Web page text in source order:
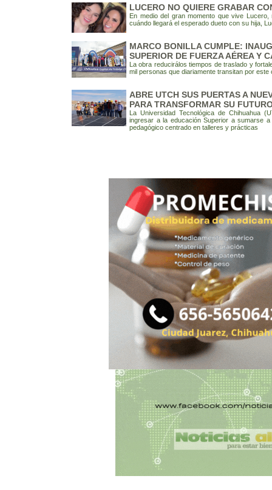
LUCERO NO QUIERE GRABAR
En medio del gran momento que vive
cuándo llegará el esperado dueto con su hija,
MARCO BONILLA CUMPLE:
SUPERIOR DE FUERZA AÉREA Y
La obra reducirálos tiempos de traslado y
mil personas que diariamente transitan por este
ABRE UTCH SUS PUERTAS A
PARA TRANSFORMAR SU
La Universidad Tecnológica de Chihuahua
ingresar a la educación Superior a sumarse
pedagógico centrado en talleres y prácticas